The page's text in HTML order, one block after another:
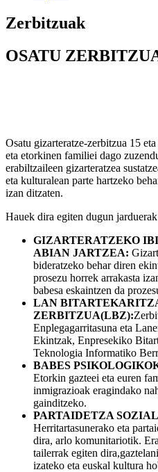
Zerbitzuak
OSATU
Osatu gizarteratze-zerbitzua 15
eta etorkinen familiei dago
erabiltzaileen gizarteratzea
eta kulturalean parte hartzeko
izan ditzaten.
Hauek dira egiten dugun
GIZARTERATZEKO
ABIAN JARTZEA:
bideratzeko behar diren
prosezu horrek arrakasta
babesa eskaintzen da
LAN
ZERBITZUA(LBZ):
Enplegagarritasuna eta
Ekintzak, Enpresekiko
Teknologia Informatiko
BABES
Etorkin gazteei eta euren
inmigrazioak eragindako
gainditzeko.
PARTAIDETZA
Herritartasunerako eta
dira, arlo komunitariotik.
tailerrak egiten
izateko eta euskal kultura